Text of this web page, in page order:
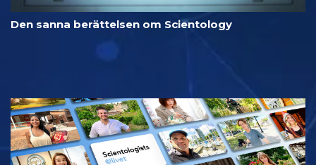
Den sanna berättelsen om Scientology